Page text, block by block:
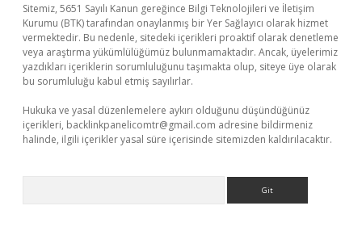
Sitemiz, 5651 Sayılı Kanun gereğince Bilgi Teknolojileri ve İletişim
Kurumu (BTK) tarafından onaylanmış bir Yer Sağlayıcı olarak hizmet
vermektedir. Bu nedenle, sitedeki içerikleri proaktif olarak denetleme
veya araştırma yükümlülüğümüz bulunmamaktadır. Ancak, üyelerimiz
yazdıkları içeriklerin sorumluluğunu taşımakta olup, siteye üye olarak
bu sorumluluğu kabul etmiş sayılırlar.
Hukuka ve yasal düzenlemelere aykırı olduğunu düşündüğünüz
içerikleri, backlinkpanelicomtr@gmail.com adresine bildirmeniz
halinde, ilgili içerikler yasal süre içerisinde sitemizden kaldırılacaktır.